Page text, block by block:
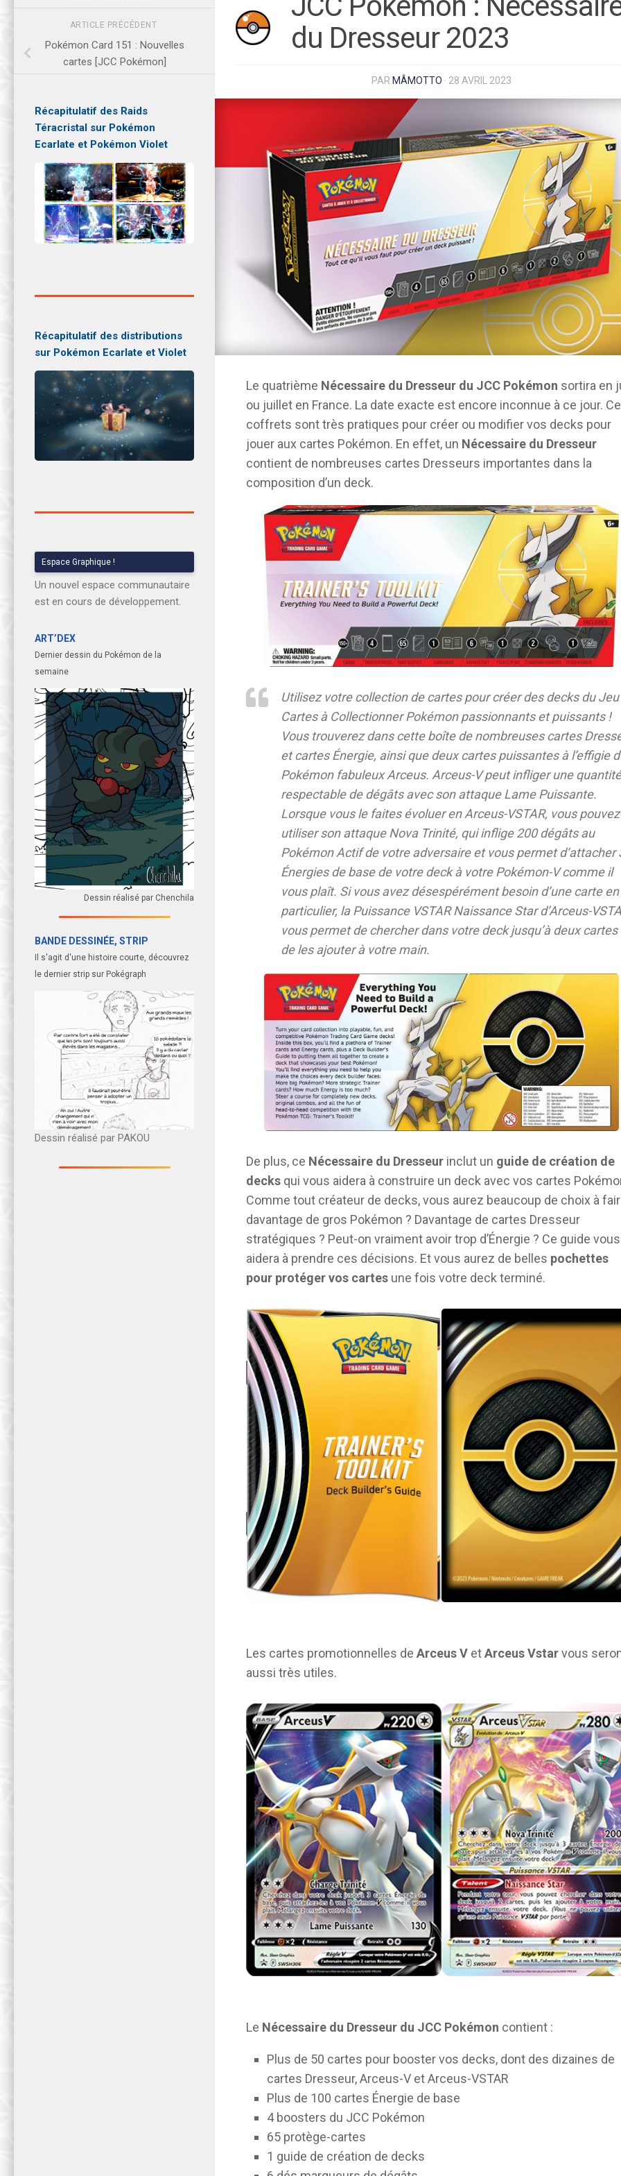
du Dresseur 2023
PAR MÂMOTTO · 28 AVRIL 2023
Le quatrième Nécessaire du Dresseur du JCC Pokémon sortira en
ou juillet en France. La date exacte est encore inconnue à ce jour.
coffrets sont très pratiques pour créer ou modifier vos decks pour
jouer aux cartes Pokémon. En effet, un Nécessaire du Dresseur
contient de nombreuses cartes Dresseurs importantes dans la
composition d’un deck.
Utilisez votre collection de cartes pour créer des decks du
Cartes à Collectionner Pokémon passionnants et puissants !
Vous trouverez dans cette boîte de nombreuses cartes
et cartes Énergie, ainsi que deux cartes puissantes à l’effigie
Pokémon fabuleux Arceus. Arceus-V peut infliger une quantité
respectable de dégâts avec son attaque Lame Puissante.
Lorsque vous le faites évoluer en Arceus-VSTAR, vous pouvez
utiliser son attaque Nova Trinité, qui inflige 200 dégâts au
Pokémon Actif de votre adversaireetvous permet d’attacher
Énergies de base de votre deck à votre Pokémon-V comme il
vous plaît. Si vous avez désespérément besoin d’une carte en
particulier, la Puissance VSTAR Naissance Star d’Arceus-
vous permet de chercher dans votre deck jusqu’à deux cartes
de les ajouter à votre main.
De plus, ce Nécessaire du Dresseur inclut un guide de création de
decks qui vous aidera à construire un deck avec vos cartes
Comme tout créateur de decks, vous aurez beaucoup de choix à
davantage de gros Pokémon ? Davantage de cartes Dresseur
stratégiques ? Peut-on vraiment avoir trop d’Énergie ? Ce guide vous
aidera à prendre ces décisions. Et vous aurez de belles pochettes
pour protéger vos cartes une fois votre deck terminé.
Les cartes promotionnelles de Arceus V etArceus Vstarvous
aussi très utiles.
Le Nécessaire du Dresseur du JCC Pokémon contient :
Plus de 50 cartes pour booster vos decks, dont des dizaines de
cartes Dresseur, Arceus-V et Arceus-VSTAR
Plus de 100 cartes Énergie de base
4 boosters du JCC Pokémon
65 protège-cartes
1 guide de création de decks
ARTICLE PRÉCÉDENT
Pokémon Card 151 : Nouvelles
cartes [JCC Pokémon]
Récapitulatif des Raids
Téracristal sur Pokémon
Ecarlate et Pokémon Violet
Récapitulatif des distributions
sur Pokémon Ecarlate et Violet
Espace Graphique !
Un nouvel espace communautaire
est en cours de développement.
ART’DEX
Dernier dessin du Pokémon de la
semaine
Dessin réalisé par Chenchila
BANDE DESSINÉE, STRIP
Il s'agit d'une histoire courte, découvrez
le dernier strip sur Pokégraph
Dessin réalisé par PAKOU